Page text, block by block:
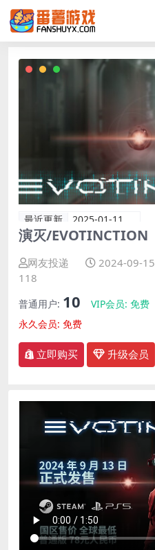
最近更新 2025-01-11
演灭/EVOTINCTION
网友投递 2024-09-15
118
普通用户: 10 VIP会员: 免费
永久会员: 免费
立即购买 升级会员